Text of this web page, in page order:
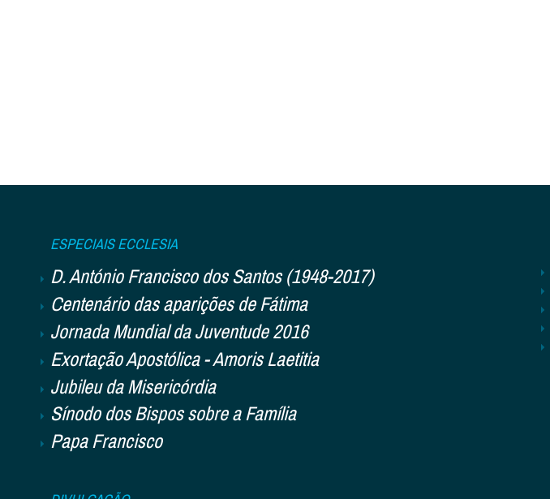
ESPECIAIS ECCLESIA
D. António Francisco dos Santos (1948-2017)
Centenário das aparições de Fátima
Jornada Mundial da Juventude 2016
Exortação Apostólica - Amoris Laetitia
Jubileu da Misericórdia
Sínodo dos Bispos sobre a Família
Papa Francisco